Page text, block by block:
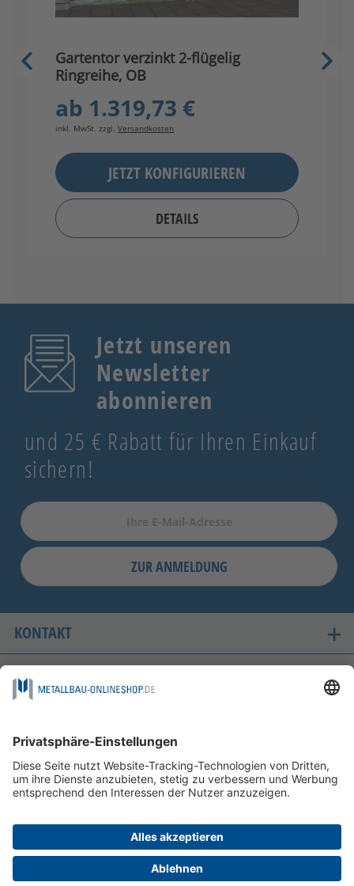
Gartentor verzinkt 2-flügelig
Ringreihe, OB
ab 1.319,73 €
inkl. MwSt. zzgl. Versandkosten
JETZT KONFIGURIEREN
DETAILS
Jetzt unseren
Newsletter
abonnieren
und 25 € Rabatt für Ihren Einkauf
sichern!
ZUR ANMELDUNG
KONTAKT
UNSERE LIEFERLÄNDER
FOLGEN SIE UNS AUF
ZAHLUNGSMÖGLICHKEITEN
HILFE & SERVICE